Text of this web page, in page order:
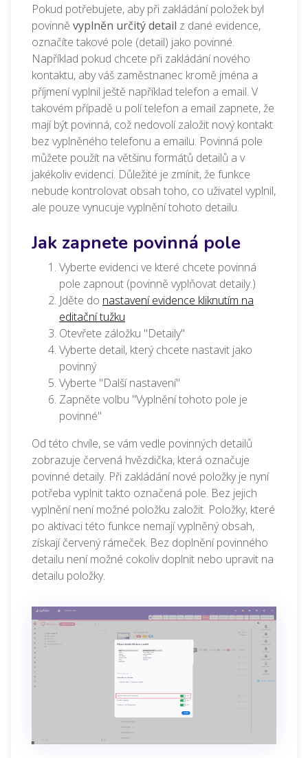
Pokud potřebujete, aby při zakládání položek byl
povinně vyplněn určitý detail z dané evidence,
označíte takové pole (detail) jako povinné.
Například pokud chcete při zakládání nového
kontaktu, aby váš zaměstnanec kromě jména a
příjmení vyplnil ještě například telefon a email. V
takovém případě u polí telefon a email zapnete, že
mají být povinná, což nedovolí založit nový kontakt
bez vyplněného telefonu a emailu. Povinná pole
můžete použít na většinu formátů detailů a v
jakékoliv evidenci. Důležité je zmínit, že funkce
nebude kontrolovat obsah toho, co uživatel vyplnil,
ale pouze vynucuje vyplnění tohoto detailu.
Jak zapnete povinná pole
Vyberte evidenci ve které chcete povinná
pole zapnout (povinně vyplňovat detaily.)
Jděte do nastavení evidence kliknutím na
editační tužku
Otevřete záložku "Detaily"
Vyberte detail, který chcete nastavit jako
povinný
Vyberte "Další nastavení"
Zapněte volbu "Vyplnění tohoto pole je
povinné"
Od této chvíle, se vám vedle povinných detailů
zobrazuje červená hvězdička, která označuje
povinné detaily. Při zakládání nové položky je nyní
potřeba vyplnit takto označená pole. Bez jejich
vyplnění není možné položku založit. Položky, které
po aktivaci této funkce nemají vyplněný obsah,
získají červený rámeček. Bez doplnění povinného
detailu není možné cokoliv doplnit nebo upravit na
detailu položky.